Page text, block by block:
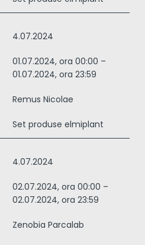
4.07.2024
01.07.2024, ora 00:00 –
01.07.2024, ora 23:59
Remus Nicolae
Set produse elmiplant
4.07.2024
02.07.2024, ora 00:00 –
02.07.2024, ora 23:59
Zenobia Parcalab